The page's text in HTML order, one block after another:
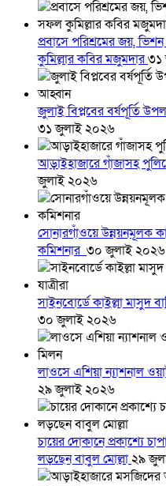
প্রবাসে পরিশ্রমের জয়,
কুমিল্লার কবির মজুমদার৩১
জুলাই বিপ্লবের বর্ষপূর্তি
৩১ জুলাই ২০২৬
আড়াইহাজারে গাঁজাসহ
জুলাই ২০২৬
সোনারগাঁওয়ে উন্নয়নমূলক
কমিশনার ৩০ জুলাই ২০২৬
সাইনবোর্ডে কাইল্লা মাসুদ
৩০ জুলাই ২০২৬
লাওসে এশিয়া ন্যাশনাল
২৯ জুলাই ২০২৬
চায়ের দোকানে প্রকাশ্যে
লড়ছেন বাবুল মোল্লা২৯